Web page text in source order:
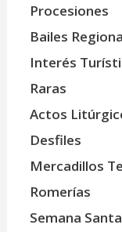
Procesiones
Bailes
Interés
Raras
Actos
Desfiles
Mercadillos
Romerías
Semana Santa